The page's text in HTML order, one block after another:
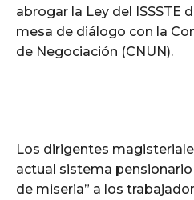
abrogar la Ley del ISSSTE
mesa de diálogo con la
de Negociación (CNUN).
Los dirigentes
actual sistema pensionario
de miseria” a los